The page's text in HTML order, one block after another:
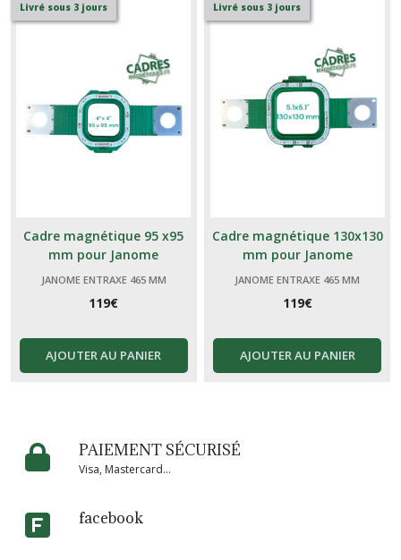
Livré sous 3 jours
Cadre magnétique 95 x95
mm pour Janome
JANOME ENTRAXE 465 MM
119€
AJOUTER AU PANIER
Livré sous 3 jours
Cadre magnétique 130x130
mm pour Janome
JANOME ENTRAXE 465 MM
119€
AJOUTER AU PANIER
PAIEMENT SÉCURISÉ
Visa, Mastercard...
facebook